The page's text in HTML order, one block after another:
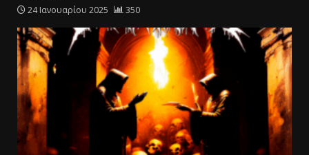
24 Ιανουαρίου 2025 350